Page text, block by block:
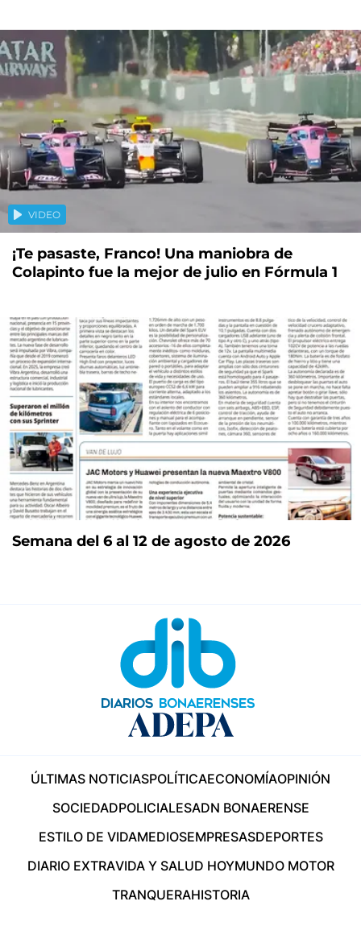
VIDEO
¡Te pasaste, Franco! Una maniobra de
Colapinto fue la mejor de julio en Fórmula 1
Semana del 6 al 12 de agosto de 2026
ÚLTIMAS NOTICIASPOLÍTICAECONOMÍAOPINIÓN
SOCIEDADPOLICIALESADN BONAERENSE
ESTILO DE VIDAMEDIOSEMPRESASDEPORTES
DIARIO EXTRAVIDA Y SALUD HOYMUNDO MOTOR
TRANQUERAHISTORIA